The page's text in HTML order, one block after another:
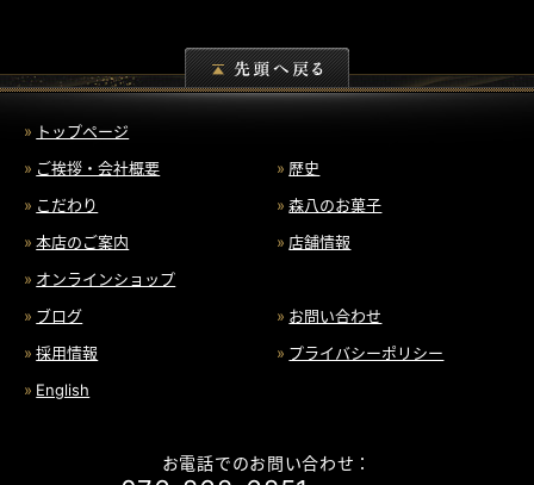
トップページ
ご挨拶・会社概要
歴史
こだわり
森八のお菓子
本店のご案内
店舗情報
オンラインショップ
ブログ
お問い合わせ
採用情報
プライバシーポリシー
English
お電話でのお問い合わせ：